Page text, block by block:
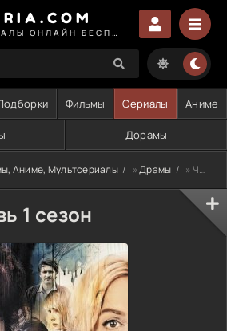
Фильмы Сериалы Аниме
Дорамы
Аниме, Мультсериалы »Драмы » Черная кровь 1 сезон
1 сезон